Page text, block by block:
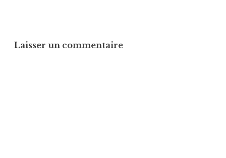
Laisser un commentaire